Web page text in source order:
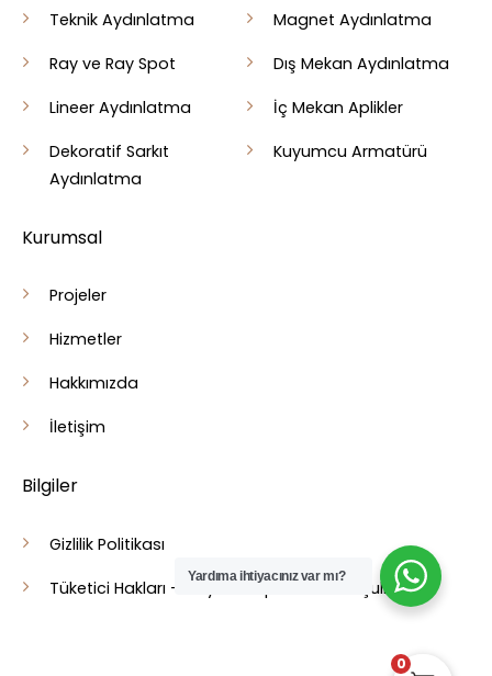
Teknik Aydınlatma
Ray ve Ray Spot
Lineer Aydınlatma
Dekoratif Sarkıt
Aydınlatma
Magnet Aydınlatma
Dış Mekan Aydınlatma
İç Mekan Aplikler
Kuyumcu Armatürü
Kurumsal
Projeler
Hizmetler
Hakkımızda
İletişim
Bilgiler
Gizlilik Politikası
Tüketici Hakları - Cayma - İptal İade Koşulları
Yardıma ihtiyacınız var mı?
0